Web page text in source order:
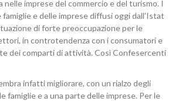
nelle imprese del commercio e del turismo. I
e delle imprese diffusi oggi dall’Istat
di forte preoccupazione per le
in controtendenza con i consumatori e
dei comparti di attività. Così Confesercenti
infatti migliorare, con un rialzo degli
famiglie e a una parte delle imprese. Per le